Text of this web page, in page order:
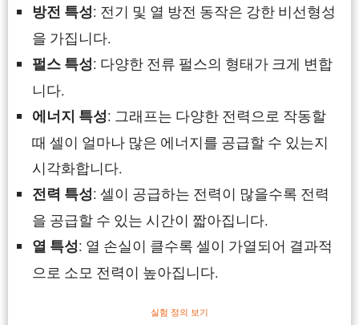
방전 특성: 전기 및 열 방전 동작은 강한 비선형성
을 가집니다.
펄스 특성: 다양한 전류 펄스의 형태가 크게 변합
니다.
에너지 특성: 그래프는 다양한 전력으로 작동할
때 셀이 얼마나 많은 에너지를 공급할 수 있는지
시각화합니다.
전력 특성: 셀이 공급하는 전력이 많을수록 전력
을 공급할 수 있는 시간이 짧아집니다.
열 특성: 열 손실이 클수록 셀이 가열되어 결과적
으로 소모 전력이 높아집니다.
실험 정의 보기